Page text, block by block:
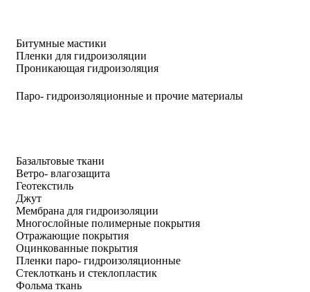
Битумные мастики
Пленки для гидроизоляции
Проникающая гидроизоляция
Паро- гидроизоляционные и прочие материалы
Базальтовые ткани
Ветро- влагозащита
Геотекстиль
Джут
Мембрана для гидроизоляции
Многослойные полимерные покрытия
Отражающие покрытия
Оцинкованные покрытия
Пленки паро- гидроизоляционные
Стеклоткань и стеклопластик
Фольма ткань